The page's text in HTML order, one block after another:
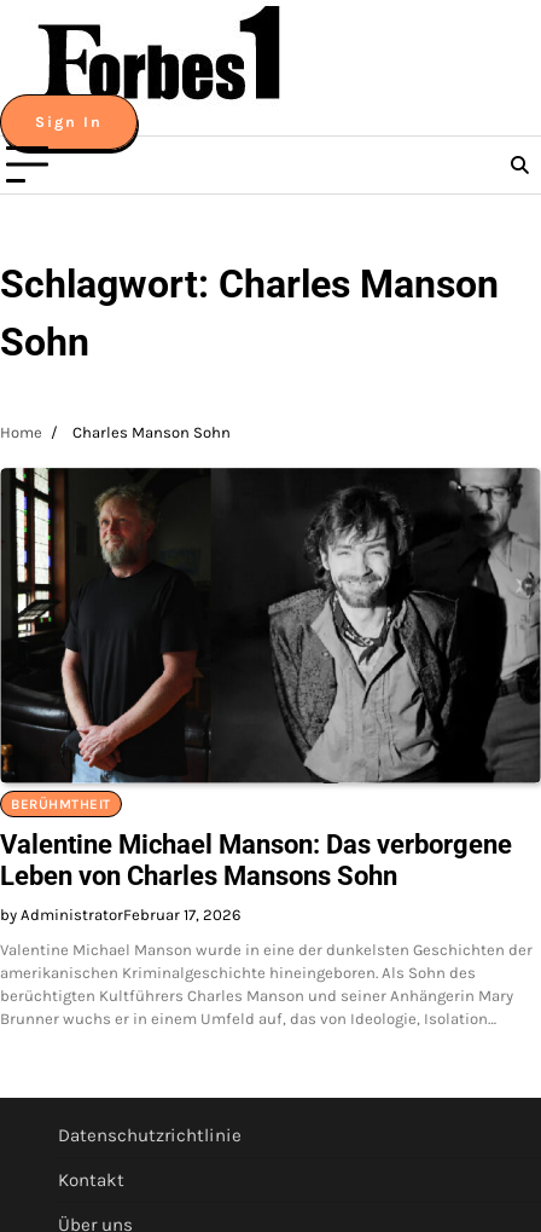
content
Sign In
Schlagwort: Charles Manson
Sohn
Home Charles Manson Sohn
BERÜHMTHEIT
Valentine Michael Manson: Das verborgene
Leben von Charles Mansons Sohn
by AdministratorFebruar 17, 2026
Valentine Michael Manson wurde in eine der dunkelsten Geschichten der
amerikanischen Kriminalgeschichte hineingeboren. Als Sohn des
berüchtigten Kultführers Charles Manson und seiner Anhängerin Mary
Brunner wuchs er in einem Umfeld auf, das von Ideologie, Isolation…
Datenschutzrichtlinie
Kontakt
Über uns